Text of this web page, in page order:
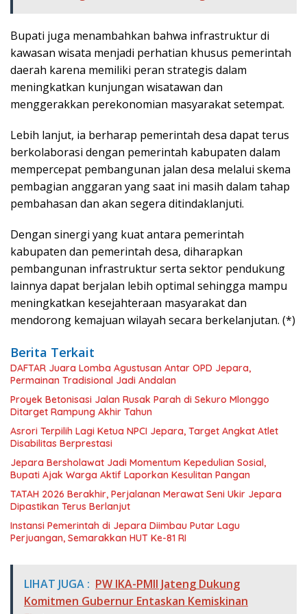
Bupati juga menambahkan bahwa infrastruktur di
kawasan wisata menjadi perhatian khusus pemerintah
daerah karena memiliki peran strategis dalam
meningkatkan kunjungan wisatawan dan
menggerakkan perekonomian masyarakat setempat.
Lebih lanjut, ia berharap pemerintah desa dapat terus
berkolaborasi dengan pemerintah kabupaten dalam
mempercepat pembangunan jalan desa melalui skema
pembagian anggaran yang saat ini masih dalam tahap
pembahasan dan akan segera ditindaklanjuti.
Dengan sinergi yang kuat antara pemerintah
kabupaten dan pemerintah desa, diharapkan
pembangunan infrastruktur serta sektor pendukung
lainnya dapat berjalan lebih optimal sehingga mampu
meningkatkan kesejahteraan masyarakat dan
mendorong kemajuan wilayah secara berkelanjutan. (*)
Berita Terkait
DAFTAR Juara Lomba Agustusan Antar OPD Jepara,
Permainan Tradisional Jadi Andalan
Proyek Betonisasi Jalan Rusak Parah di Sekuro Mlonggo
Ditarget Rampung Akhir Tahun
Asrori Terpilih Lagi Ketua NPCI Jepara, Target Angkat Atlet
Disabilitas Berprestasi
Jepara Bersholawat Jadi Momentum Kepedulian Sosial,
Bupati Ajak Warga Aktif Laporkan Kesulitan Pangan
TATAH 2026 Berakhir, Perjalanan Merawat Seni Ukir Jepara
Dipastikan Terus Berlanjut
Instansi Pemerintah di Jepara Diimbau Putar Lagu
Perjuangan, Semarakkan HUT Ke-81 RI
LIHAT JUGA : PW IKA-PMII Jateng Dukung
Komitmen Gubernur Entaskan Kemiskinan